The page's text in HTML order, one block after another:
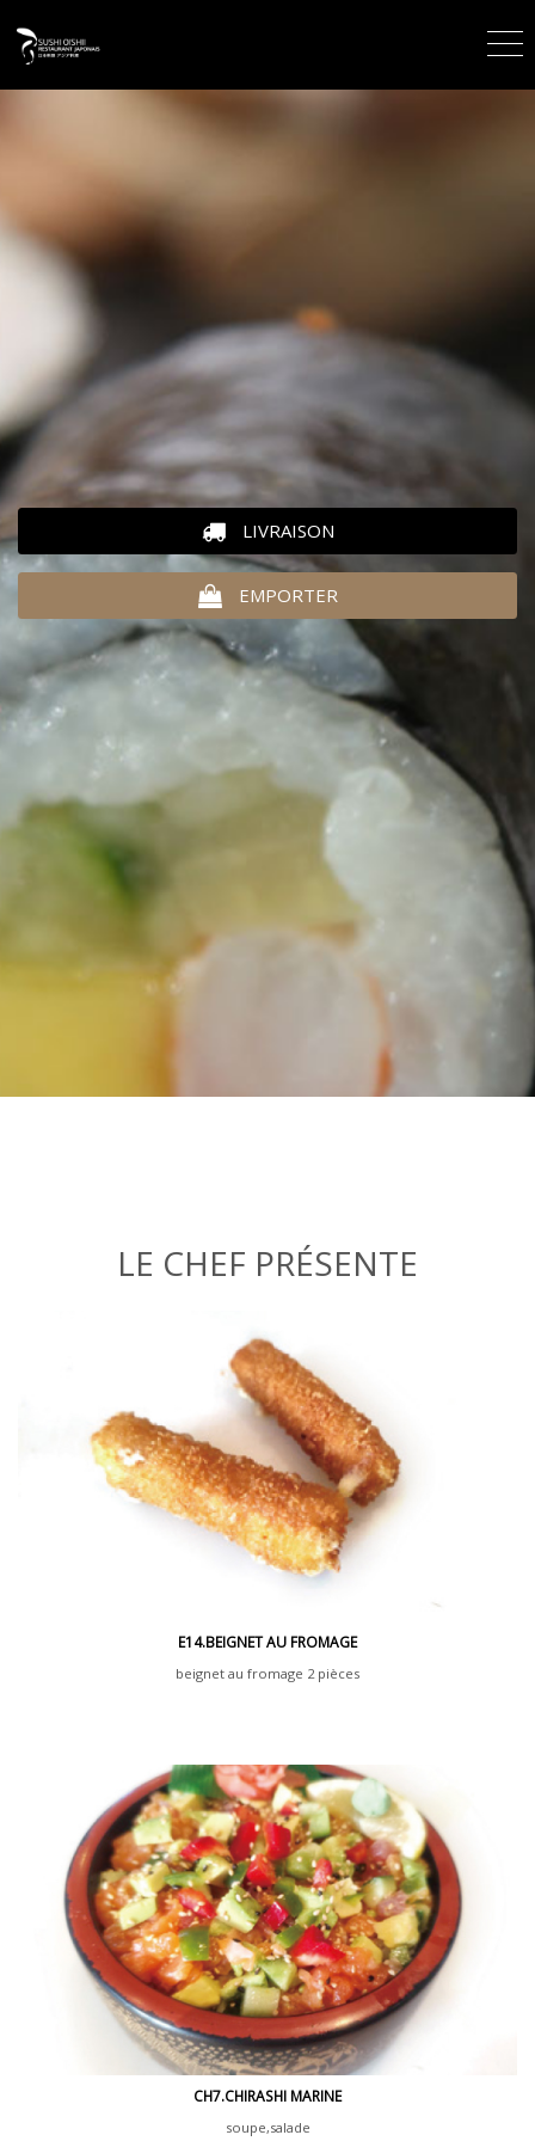
LIVRAISON
EMPORTER
LE CHEF PRÉSENTE
E14.BEIGNET AU FROMAGE
beignet au fromage 2 pièces
CH7.CHIRASHI MARINE
soupe,salade